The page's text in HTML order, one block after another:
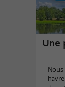
Une
Nous